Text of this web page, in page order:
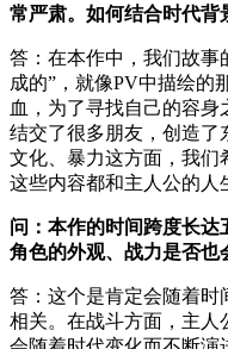
常严肃。如何结合时代背
答：在本作中，我们故事
成的”，就像PV中描绘的
血，为了寻找自己的容
结交了很多朋友，创造了
文化、暴力这方面，我们
这些内容都和主人公的人
问：本作的时间跨度长
角色的外观、战力是否也
答：这个是肯定会随着时
相关。在战斗方面，主人